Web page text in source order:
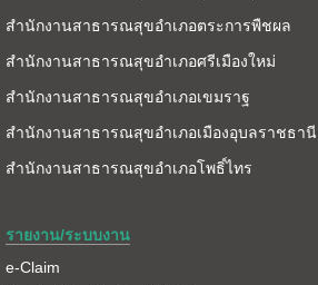
สำนักงานสาธารณสุขอำเภอตระการพืชผล
สำนักงานสาธารณสุขอำเภอศรีเมืองใหม่
สำนักงานสาธารณสุขอำเภอเขมราฐ
สำนักงานสาธารณสุขอำเภอเมืองอุบลราชธานี
สำนักงานสาธารณสุขอำเภอโพธิ์ไทร
รายงาน/ระบบงาน
e-Claim